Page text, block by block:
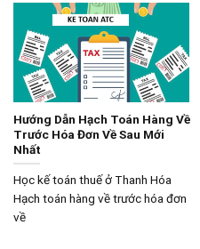
Hướng Dẫn Hạch Toán Hàng Về
Trước Hóa Đơn Về Sau Mới
Nhất
Học kế toán thuế ở Thanh Hóa
Hạch toán hàng về trước hóa đơn
về